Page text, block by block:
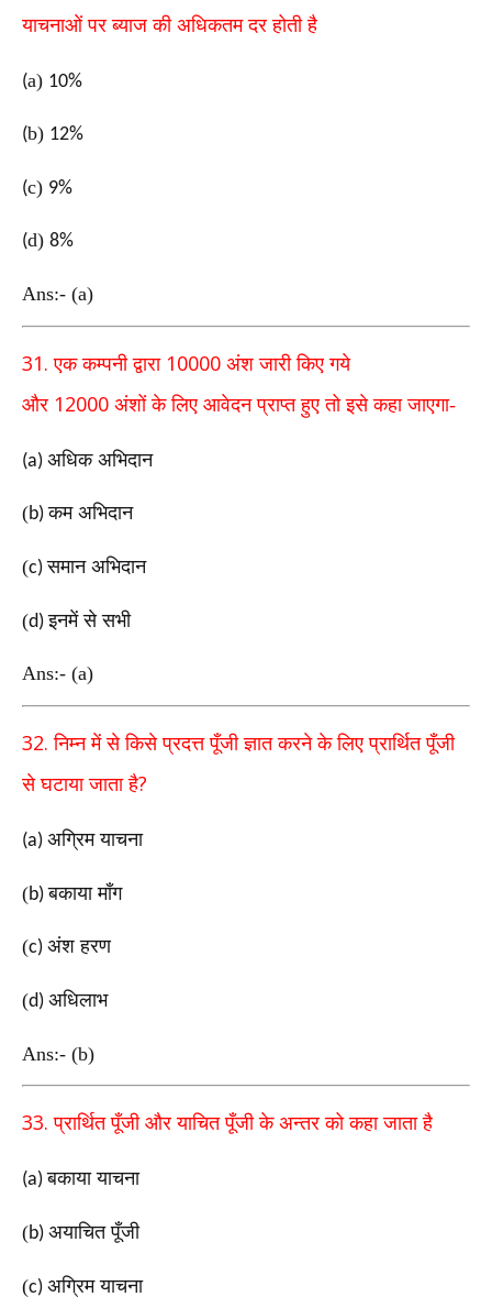
याचनाओं पर ब्याज की अधिकतम दर होती है
(a) 10%
(b) 12%
(c) 9%
(d) 8%
Ans:- (a)
31.एक कम्पनी द्वारा 10000 अंश जारी किए गये
और 12000 अंशों के लिए आवेदन प्राप्त हुए तो इसे कहा जाएगा-
(a) अधिक अभिदान
(b)कम अभिदान
(c)समान अभिदान
(d)इनमें से सभी
Ans:- (a)
32.निम्न में से किसे प्रदत्त पूँजी ज्ञात करने के लिए प्रार्थित पूँजी
से घटाया जाता है?
(a) अग्रिम याचना
(b)बकाया माँग
(c) अंश हरण
(d) अधिलाभ
Ans:- (b)
33.प्रार्थित पूँजी और याचित पूँजी के अन्तर को कहा जाता है
(a)बकाया याचना
(b) अयाचित पूँजी
(c) अग्रिम याचना